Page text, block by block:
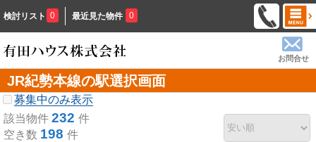
検討リスト 0 最近見た物件 0
お問合せ
JR紀勢本線の駅選択画面
募集中のみ表示
該当物件 232 件
空き数 198 件